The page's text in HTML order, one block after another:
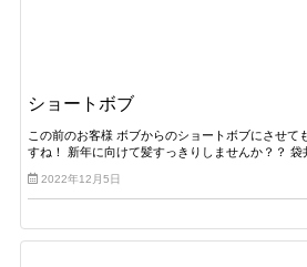
ショートボブ
この前のお客様 ボブからのショートボブにさせて
すね！ 新年に向けて髪すっきりしませんか？？ 袋
2022年12月5日